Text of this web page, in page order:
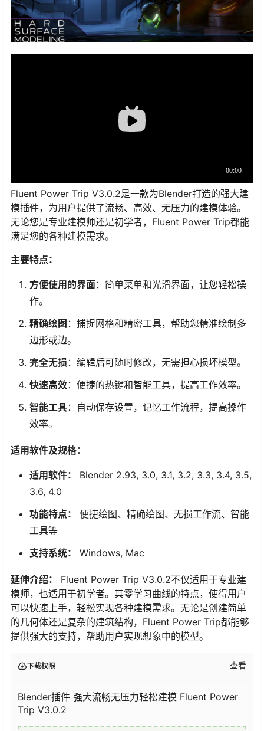
Fluent Power Trip V3.0.2是一款为Blender打造的强大建
模插件，为用户提供了流畅、高效、无压力的建模体验。
无论您是专业建模师还是初学者，Fluent Power Trip都能
满足您的各种建模需求。
主要特点：
方便使用的界面：简单菜单和光滑界面，让您轻松操
作。
精确绘图 ：捕捉网格和精密工具，帮助您精准绘制多
边形或边。
完全无损 ：编辑后可随时修改，无需担心损坏模型。
快速高效：便捷的热键和智能工具，提高工作效率。
智能工具：自动保存设置，记忆工作流程，提高操作
效率。
适用软件及规格：
适用软件：
Blender 2.93, 3.0, 3.1, 3.2, 3.3, 3.4, 3.5,
3.6, 4.0
功能特点：
便捷绘图、精确绘图、无损工作流、智能
工具等
支持系统：
Windows, Mac
延伸介绍：
Fluent Power Trip V3.0.2不仅适用于专业建
模师，也适用于初学者。其零学习曲线的特点，使得用户
可以快速上手，轻松实现各种建模需求。无论是创建简单
的几何体还是复杂的建筑结构，Fluent Power Trip都能够
提供强大的支持，帮助用户实现想象中的模型。
下载权限 查看
Blender插件 强大流畅无压力轻松建模 Fluent Power
Trip V3.0.2